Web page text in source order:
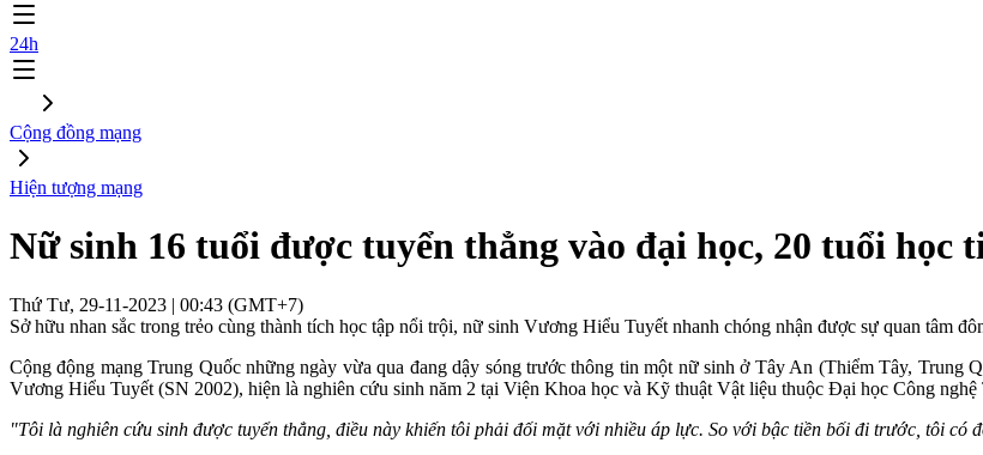
24h
Cộng đồng mạng
Hiện tượng mạng
Nữ sinh 16 tuổi được tuyển thẳng vào đại học, 20 tuổi học
Thứ Tư, 29-11-2023 | 00:43 (GMT+7)
Sở hữu nhan sắc trong trẻo cùng thành tích học tập nổi trội, nữ sinh Vương Hiểu Tuyết nhanh chóng nhận được sự quan tâm
Cộng động mạng Trung Quốc những ngày vừa qua đang dậy sóng trước thông tin một nữ sinh ở Tây An (Thiểm Tây, Trung
Vương Hiểu Tuyết (SN 2002), hiện là nghiên cứu sinh năm 2 tại Viện Khoa học và Kỹ thuật Vật liệu thuộc Đại học Công nghệ
"Tôi là nghiên cứu sinh được tuyển thẳng, điều này khiến tôi phải đối mặt với nhiều áp lực. So với bậc tiền bối đi trước, tôi có